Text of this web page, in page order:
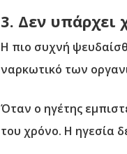
3. Δεν υπάρχει
Η πιο συχνή
ναρκωτικό των
Όταν ο ηγέτης
του χρόνο. Η ηγεσία